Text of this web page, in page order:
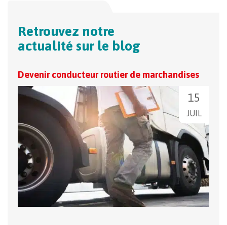
Retrouvez notre
actualité sur le blog
Devenir conducteur routier de marchandises
15
JUIL